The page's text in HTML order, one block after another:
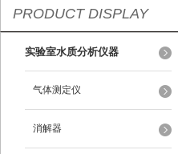
PRODUCT DISPLAY
实验室水质分析仪器
气体测定仪
消解器